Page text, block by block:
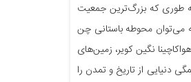
این کشور سرخپوست هستند به طوری که بزرگ‌ترین جمعیت
است که می‌توان محوطه باستانی چن
نگین کویر، زمین‌های
دنیایی از تاریخ و تمدن را